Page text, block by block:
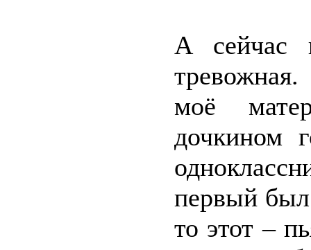
А сейчас
моё
дочкином
первый
то этот –